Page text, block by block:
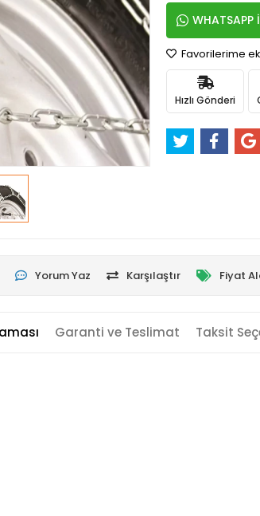
WHATSAPP
Favorilerime
Hızlı Gönderi
Yorum Yaz Karşılaştır Fiyat
Garanti ve Teslimat Taksit